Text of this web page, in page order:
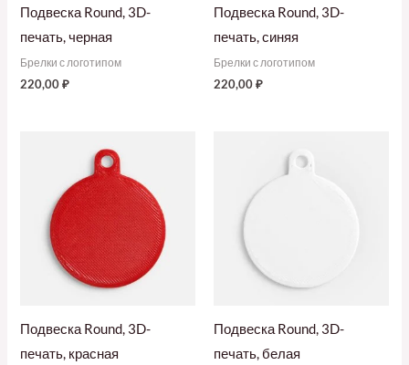
Подвеска Round, 3D-
печать, черная
Брелки с логотипом
220,00₽
Подвеска Round, 3D-
печать, синяя
Брелки с логотипом
220,00₽
Подвеска Round, 3D-
печать, красная
Подвеска Round, 3D-
печать, белая